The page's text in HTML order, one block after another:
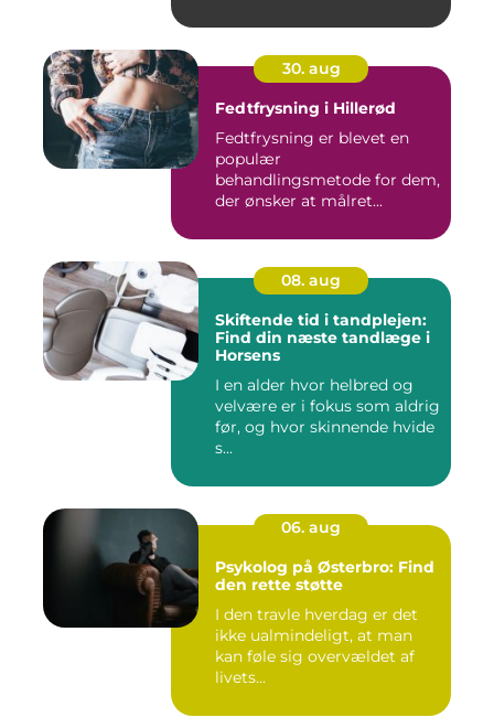
30. aug
Fedtfrysning i Hillerød
Fedtfrysning er blevet en
populær
behandlingsmetode for dem,
der ønsker at målret...
08. aug
Skiftende tid i tandplejen:
Find din næste tandlæge i
Horsens
I en alder hvor helbred og
velvære er i fokus som aldrig
før, og hvor skinnende hvide
s...
06. aug
Psykolog på Østerbro: Find
den rette støtte
I den travle hverdag er det
ikke ualmindeligt, at man
kan føle sig overvældet af
livets...